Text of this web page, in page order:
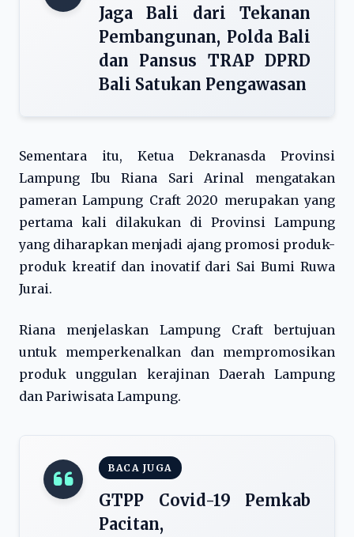
Jaga Bali dari Tekanan
Pembangunan, Polda Bali
dan Pansus TRAP DPRD
Bali Satukan Pengawasan
Sementara itu, Ketua Dekranasda Provinsi
Lampung Ibu Riana Sari Arinal mengatakan
pameran Lampung Craft 2020 merupakan yang
pertama kali dilakukan di Provinsi Lampung
yang diharapkan menjadi ajang promosi produk-
produk kreatif dan inovatif dari Sai Bumi Ruwa
Jurai.
Riana menjelaskan Lampung Craft bertujuan
untuk memperkenalkan dan mempromosikan
produk unggulan kerajinan Daerah Lampung
dan Pariwisata Lampung.
BACA JUGA
GTPP Covid-19 Pemkab
Pacitan,